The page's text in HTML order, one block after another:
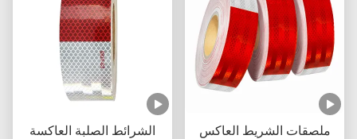
الشرائط الصلبة العاكسة
ملصقات الشريط العاكس